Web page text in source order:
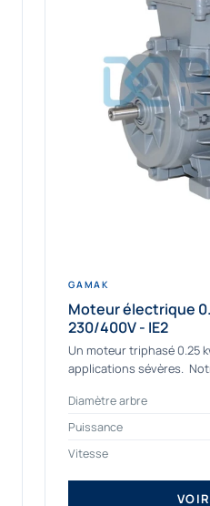
GAMAK
Moteur électrique
230/400V - IE2
Un moteur triphasé 0.25
applications sévères.
moteurs. Ce moteur...
Diamètre arbre
Puissance
Vitesse